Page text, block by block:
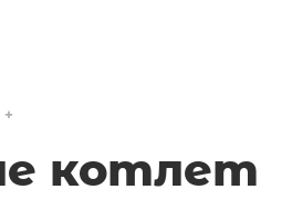
котлет